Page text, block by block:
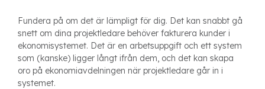
Fundera på om det är lämpligt för dig. Det kan snabbt gå
snett om dina projektledare behöver fakturera kunder i
ekonomisystemet. Det är en arbetsuppgift och ett system
som (kanske) ligger långt ifrån dem, och det kan skapa
oro på ekonomiavdelningen när projektledare går in i
systemet.